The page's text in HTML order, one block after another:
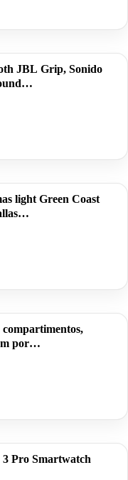
JBL Grip, Sonido
light Green Coast
por…
Pro Smartwatch